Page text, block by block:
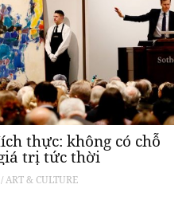
thực: không có chỗ
trị tức thời
& CULTURE